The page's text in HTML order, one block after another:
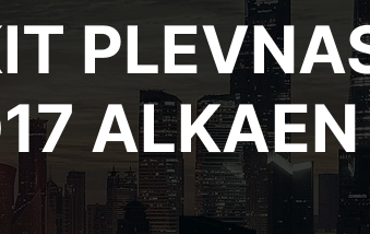
ALKAEN